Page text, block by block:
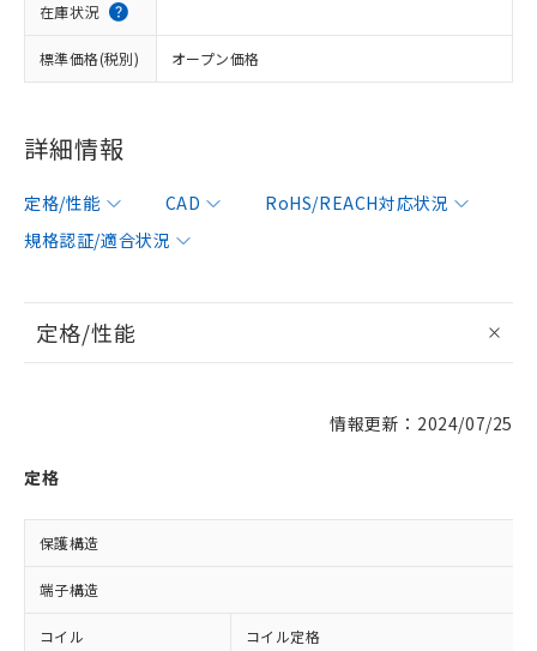
在庫状況
標準価格(税別) オープン価格
詳細情報
定格/性能 CAD
RoHS/REACH対応状況
規格認証/適合状況
定格/性能
情報更新：2024/07/25
定格
保護構造
端子構造
コイル コイル定格